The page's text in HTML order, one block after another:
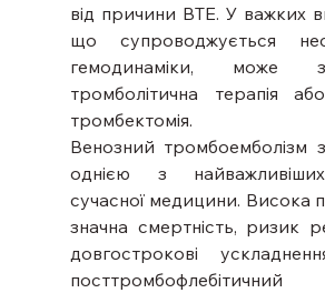
від причини ВТЕ. У важких
що супроводжується
гемодинаміки, може
тромболітична терапія
тромбектомія.
Венозний тромбоемболізм
однією з
сучасної медицини. Висока
значна смертність, ризик
довгострокові